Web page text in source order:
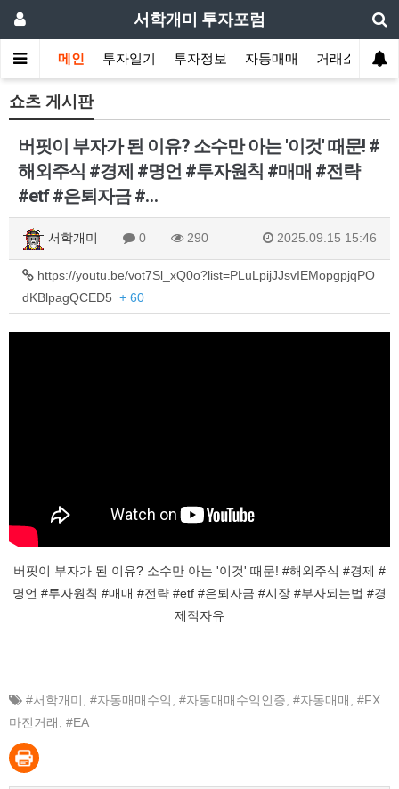
서학개미 투자포럼
메인 투자일기 투자정보 자동매매 거래소
쇼츠 게시판
버핏이 부자가 된 이유? 소수만 아는 '이것' 때문! #
해외주식 #경제 #명언 #투자원칙 #매매 #전략
#etf #은퇴자금 #…
서학개미 0 290 2025.09.15 15:46
https://youtu.be/vot7Sl_xQ0o?list=PLuLpijJJsvIEMopgpjqPO
dKBlpagQCED5 + 60
버핏이 부자가 된 이유? 소수만 아는 '이것' 때문! #해외주식 #경제 #
명언 #투자원칙 #매매 #전략 #etf #은퇴자금 #시장 #부자되는법 #경
제적자유
#서학개미 #자동매매수익 #자동매매수익인증 #자동매매
#FX
마진거래
#EA